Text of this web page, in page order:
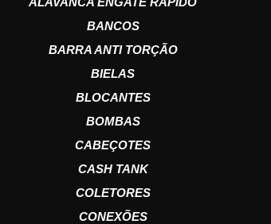
BANCOS
BARRA ANTI TORÇÃO
BIELAS
BLOCANTES
BOMBAS
CABEÇOTES
CASH TANK
COLETORES
CONEXÕES